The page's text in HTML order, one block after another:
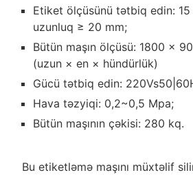
Etiket ölçüsünü tətbiq edin: 15
uzunluq ≥ 20 mm;
Bütün maşın ölçüsü: 1800 ×
(uzun × en × hündürlük)
Gücü tətbiq edin:
Hava təzyiqi: 0,2~0,5 Mpa;
Bütün maşının çəkisi: 280 kq.
Bu etiketləmə maşını müxtəlif